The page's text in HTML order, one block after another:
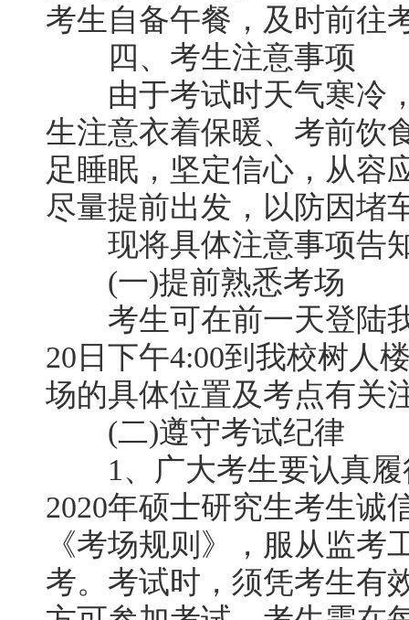
考生自备午餐，及时前往
四、考生注意事项
由于考试时天气寒冷，
生注意衣着保暖、考前饮
足睡眠，坚定信心，从容
尽量提前出发，以防因堵
现将具体注意事项告
(一)提前熟悉考场
考生可在前一天登陆我
20日下午4:00到我校树人
场的具体位置及考点有关
(二)遵守考试纪律
1、广大考生要认真履
2020年硕士研究生考生诚
《考场规则》，服从监
考。考试时，须凭考生有